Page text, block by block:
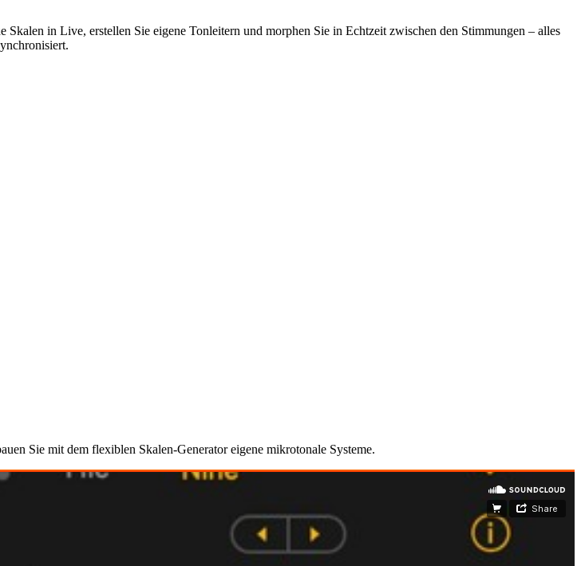
in Live, erstellen Sie eigene Tonleitern und morphen Sie in Echtzeit zwischen den Stimmungen – alles
Sie mit dem flexiblen Skalen-Generator eigene mikrotonale Systeme.